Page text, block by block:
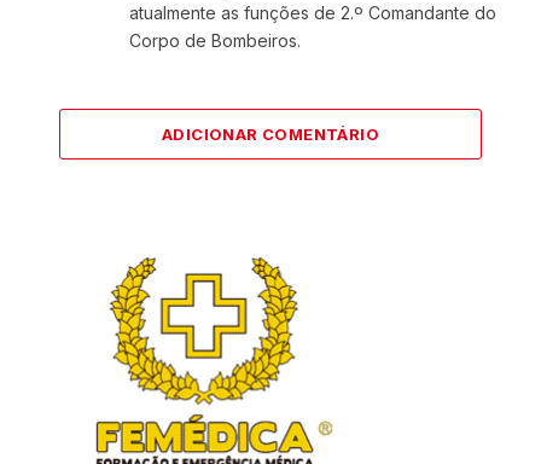
atualmente as funções de 2.º Comandante do
Corpo de Bombeiros.
ADICIONAR COMENTÁRIO